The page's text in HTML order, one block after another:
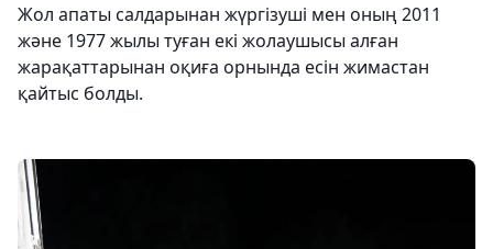
Жол апаты салдарынан жүргізуші мен оның 2011
және 1977 жылы туған екі жолаушысы алған
жарақаттарынан оқиға орнында есін жимастан
қайтыс болды.